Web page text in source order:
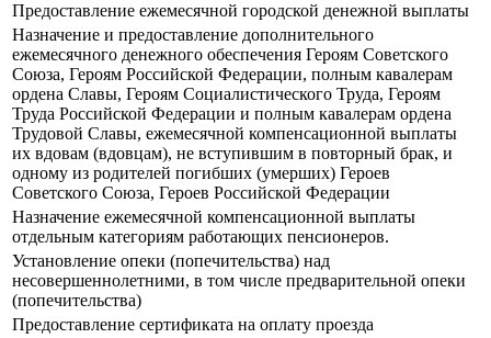
Предоставление ежемесячной городской денежной выплаты
Назначение и предоставление дополнительного
ежемесячного денежного обеспечения Героям Советского
Союза, Героям Российской Федерации, полным кавалерам
ордена Славы, Героям Социалистического Труда, Героям
Труда Российской Федерации и полным кавалерам ордена
Трудовой Славы, ежемесячной компенсационной выплаты
их вдовам (вдовцам), не вступившим в повторный брак, и
одному из родителей погибших (умерших) Героев
Советского Союза, Героев Российской Федерации
Назначение ежемесячной компенсационной выплаты
отдельным категориям работающих пенсионеров.
Установление опеки (попечительства) над
несовершеннолетними, в том числе предварительной опеки
(попечительства)
Предоставление сертификата на оплату проезда